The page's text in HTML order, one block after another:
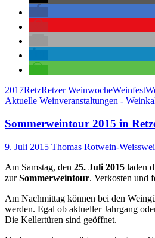
2017RetzRetzer WeinwocheWeinfest
Aktuelle Weinveranstaltungen -
Sommerweintour 2015 in
9. Juli 2015 Thomas Rotwein-
Am Samstag, den 25. Juli 2015 laden
zurSommerweintour. Verkosten und
Am Nachmittag können bei den
werden. Egal ob aktueller Jahrgang
Die Kellertüren sind geöffnet.